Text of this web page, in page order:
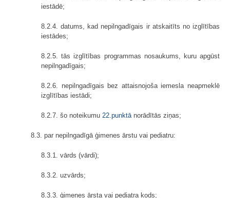
iestādē;
8.2.4. datums, kad nepilngadīgais ir atskaitīts no izglītības
iestādes;
8.2.5. tās izglītības programmas nosaukums, kuru apgūst
nepilngadīgais;
8.2.6. nepilngadīgais bez attaisnojoša iemesla neapmeklē
izglītības iestādi;
8.2.7. šo noteikumu 22.punktānorādītās ziņas;
8.3. par nepilngadīgā ģimenes ārstu vai pediatru:
8.3.1. vārds (vārdi);
8.3.2. uzvārds;
8.3.3. ģimenes ārsta vai pediatra kods;